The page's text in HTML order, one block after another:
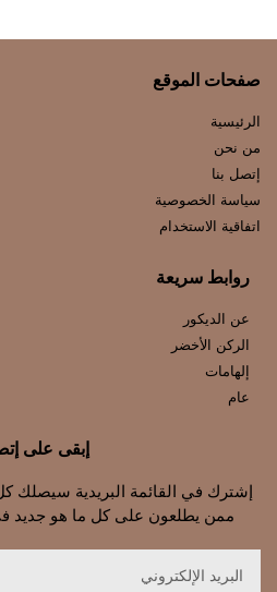
صفحات الموقع
الرئيسية
من نحن
إتصل بنا
سياسة الخصوصية
اتفاقية الاستخدام
روابط سريعة
عن الديكور
الركن الأخضر
إلهامات
عام
إبقى على
إشترك في القائمة البريدية
ممن يطلعون على كل ما هو جديد